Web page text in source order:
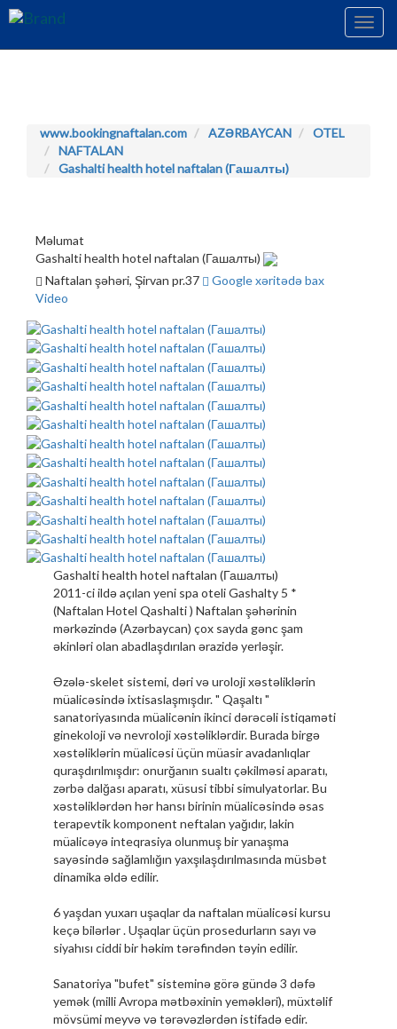
www.bookingnaftalan.com AZƏRBAYCAN
OTEL
NAFTALAN
Gashalti health hotel naftalan (Гашалты)
Məlumat
Gashalti health hotel naftalan (Гашалты)
Naftalan şəhəri, Şirvan pr.37
Google xəritədə bax
Video
Gashalti health hotel naftalan (Гашалты)
2011-ci ildə açılan yeni spa oteli Gashalty 5 *
(Naftalan Hotel Qashalti ) Naftalan şəhərinin
mərkəzində (Azərbaycan) çox sayda gənc şam
əkinləri olan abadlaşdırılan ərazidə yerləşir.
Əzələ-skelet sistemi, dəri və uroloji xəstəliklərin
müalicəsində ixtisaslaşmışdır. " Qaşaltı "
sanatoriyasında müalicənin ikinci dərəcəli istiqaməti
ginekoloji və nevroloji xəstəliklərdir. Burada birgə
xəstəliklərin müalicəsi üçün müasir avadanlıqlar
quraşdırılmışdır: onurğanın sualtı çəkilməsi aparatı,
zərbə dalğası aparatı, xüsusi tibbi simulyatorlar. Bu
xəstəliklərdən hər hansı birinin müalicəsində əsas
terapevtik komponent neftalan yağıdır, lakin
müalicəyə inteqrasiya olunmuş bir yanaşma
sayəsində sağlamlığın yaxşılaşdırılmasında müsbət
dinamika əldə edilir.
6 yaşdan yuxarı uşaqlar da naftalan müalicəsi kursu
keçə bilərlər . Uşaqlar üçün prosedurların sayı və
siyahısı ciddi bir həkim tərəfindən təyin edilir.
Sanatoriya "bufet" sisteminə görə gündə 3 dəfə
yemək (milli Avropa mətbəxinin yeməkləri), müxtəlif
mövsümi meyvə və tərəvəzlərdən istifadə edir.